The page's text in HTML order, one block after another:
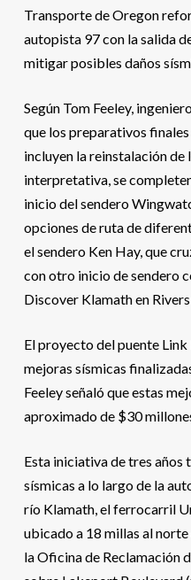
Transporte de Oregon
autopista 97 con la salida
mitigar posibles daños
Según Tom Feeley,
que los preparativos
incluyen la reinstalación
interpretativa, se
inicio del sendero
opciones de ruta de
el sendero Ken Hay, que
con otro inicio de sendero
Discover Klamath en
El proyecto del puente
mejoras sísmicas
Feeley señaló que estas
aproximado de $30
Esta iniciativa de tres años
sísmicas a lo largo de la
río Klamath, el ferrocarril
ubicado a 18 millas al
la Oficina de Reclamación